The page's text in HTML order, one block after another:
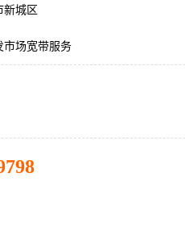
新城区
市场宽带服务